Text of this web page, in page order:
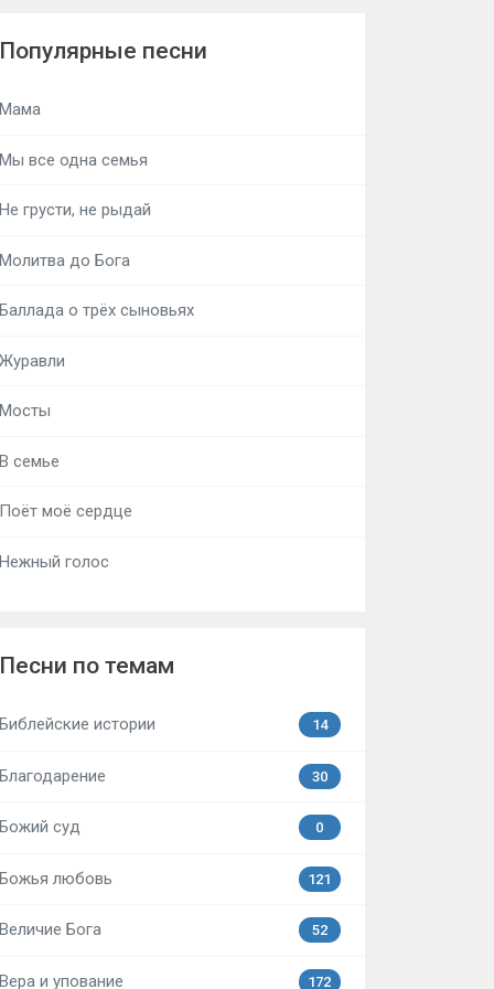
песни
все одна семья
грусти, не рыдай
до Бога
о трёх сыновьях
семье
моё сердце
голос
по темам
истории 14
30
суд 0
любовь 121
Бога 52
и упование 172